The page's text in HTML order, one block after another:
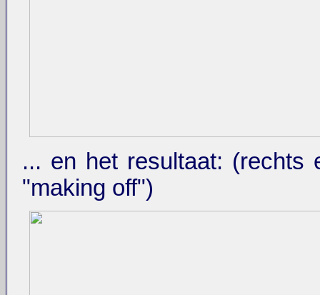
... en het resultaat: (rechts
"making off")